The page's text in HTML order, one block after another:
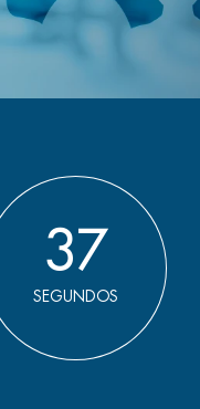
35
SEGUNDOS